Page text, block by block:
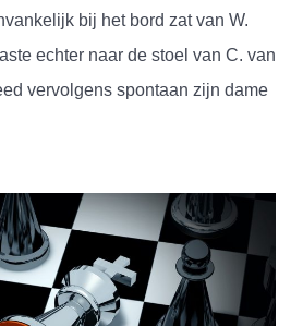
bij het bord zat van W.
echter naar de stoel van C. van
vervolgens spontaan zijn dame